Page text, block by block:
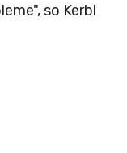
so Kerbl